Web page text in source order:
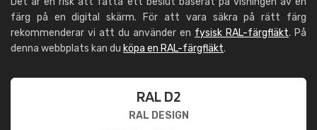
färg på en digital skärm. För att vara säkra på rätt färg
rekommenderar vi att du använder en fysisk RAL-färgfläkt. På
denna webbplats kan du köpa en RAL-färgfläkt.
RAL D2
RAL DESIGN